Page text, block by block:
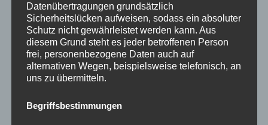
CONCAVER CVR1
19×8,5 ET35 5×120
Brushed Titanium
Bewertet
CONCAVER CVR1
19×8,5 ET45 5×108
Carbon Graphite
Datenübertragungen grundsätzlich
Sicherheitslücken aufweisen, sodass ein absoluter
Schutz nicht gewährleistet werden kann. Aus
diesem Grund steht es jeder betroffenen Person
frei, personenbezogene Daten auch auf
alternativen Wegen, beispielsweise telefonisch, an
uns zu übermitteln.
Begriffsbestimmungen